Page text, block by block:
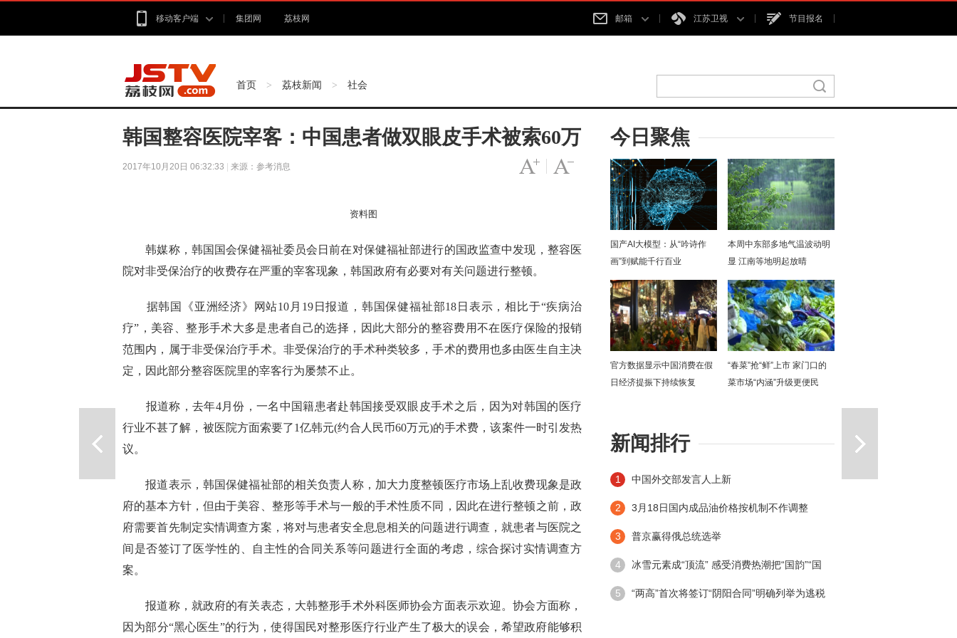
移动客户端 集团网 荔枝网 邮箱 江苏卫视 节目报名
首页 > 荔枝新闻 > 社会
韩国整容医院宰客：中国患者做双眼皮手术被索60万
2017年10月20日 06:32:33 来源：参考消息 字号变小
资料图
韩媒称，韩国国会保健福祉委员会日前在对保健福祉部进行的国政监查中发现，整容医
院对非受保治疗的收费存在严重的宰客现象，韩国政府有必要对有关问题进行整顿。
据韩国《亚洲经济》网站10月19日报道，韩国保健福祉部18日表示，相比于“疾病治
疗”，美容、整形手术大多是患者自己的选择，因此大部分的整容费用不在医疗保险的报销
范围内，属于非受保治疗手术。非受保治疗的手术种类较多，手术的费用也多由医生自主决
定，因此部分整容医院里的宰客行为屡禁不止。
报道称，去年4月份，一名中国籍患者赴韩国接受双眼皮手术之后，因为对韩国的医疗
行业不甚了解，被医院方面索要了1亿韩元(约合人民币60万元)的手术费，该案件一时引发热
议。
报道表示，韩国保健福祉部的相关负责人称，加大力度整顿医疗市场上乱收费现象是政
府的基本方针，但由于美容、整形等手术与一般的手术性质不同，因此在进行整顿之前，政
府需要首先制定实情调查方案，将对与患者安全息息相关的问题进行调查，就患者与医院之
间是否签订了医学性的、自主性的合同关系等问题进行全面的考虑，综合探讨实情调查方
案。
报道称，就政府的有关表态，大韩整形手术外科医师协会方面表示欢迎。协会方面称，
因为部分“黑心医生”的行为，使得国民对整形医疗行业产生了极大的误会，希望政府能够积
今日聚焦
国产AI大模型：从“吟诗作
画”到赋能千行百业
本周中东部多地气温波动明
显 江南等地明起放晴
官方数据显示中国消费在假
日经济提振下持续恢复
“春菜”抢“鲜”上市 家门口的
菜市场“内涵”升级更便民
新闻排行
1 中国外交部发言人上新
2 3月18日国内成品油价格按机制不作调整
3 普京赢得俄总统选举
4 冰雪元素成“顶流” 感受消费热潮把“国韵”“国
潮”带回家
5 “两高”首次将签订“阴阳合同”明确列举为逃税